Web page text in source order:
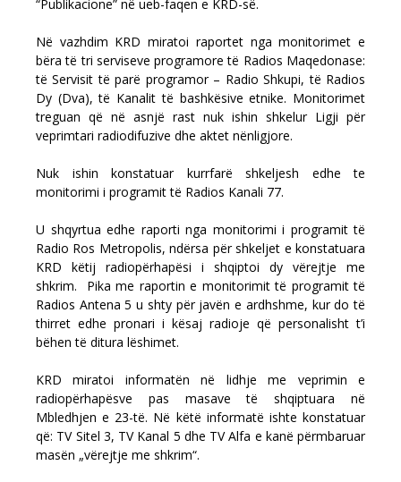
“Publikacione” në ueb-faqen e KRD-së.
Në vazhdim KRD miratoi raportet nga monitorimet e
bëra të tri serviseve programore të Radios Maqedonase:
të Servisit të parë programor – Radio Shkupi, të Radios
Dy (Dva), të Kanalit të bashkësive etnike. Monitorimet
treguan që në asnjë rast nuk ishin shkelur Ligji për
veprimtari radiodifuzive dhe aktet nënligjore.
Nuk ishin konstatuar kurrfarë shkeljesh edhe te
monitorimi i programit të Radios Kanali 77.
U shqyrtua edhe raporti nga monitorimi i programit të
Radio Ros Metropolis, ndërsa për shkeljet e konstatuara
KRD këtij radiopërhapësi i shqiptoi dy vërejtje me
shkrim. Pika me raportin e monitorimit të programit të
Radios Antena 5 u shty për javën e ardhshme, kur do të
thirret edhe pronari i kësaj radioje që personalisht t’i
bëhen të ditura lëshimet.
KRD miratoi informatën në lidhje me veprimin e
radiopërhapësve pas masave të shqiptuara në
Mbledhjen e 23-të. Në këtë informatë ishte konstatuar
që: TV Sitel 3, TV Kanal 5 dhe TV Alfa e kanë përmbaruar
masën „vërejtje me shkrim“.